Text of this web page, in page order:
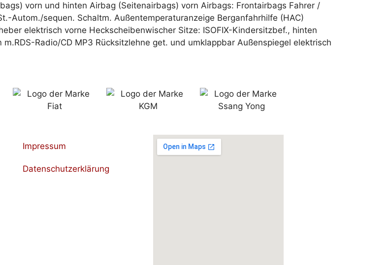
vorn und hinten Airbag (Seitenairbags) vorn Airbags: Frontairbags Fahrer /
Autom./sequen. Schaltm. Außentemperaturanzeige Berganfahrhilfe (HAC)
elektrisch vorne Heckscheibenwischer Sitze: ISOFIX-Kindersitzbef., hinten
Radio/CD MP3 Rücksitzlehne get. und umklappbar Außenspiegel elektrisch
Impressum
Datenschutzerklärung